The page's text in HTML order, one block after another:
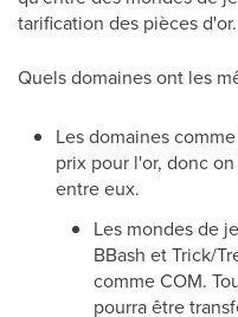
tarification des pièces d'or.
Quels domaines ont les
Les domaines
prix pour l'or, donc
entre eux.
Les mondes de
BBash et Trick/
comme COM.
pourra être